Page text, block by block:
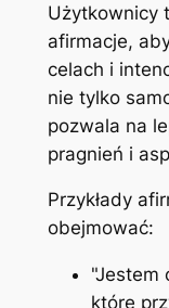
Użytkownicy
afirmacje,
celach i
nie tylko
pozwala na
pragnień i
Przykłady
obejmować:
"Jestem
które